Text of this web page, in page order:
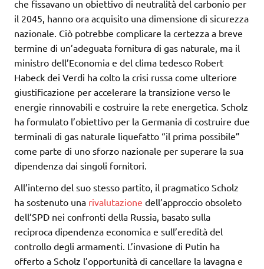
che fissavano un obiettivo di neutralità del carbonio per
il 2045, hanno ora acquisito una dimensione di sicurezza
nazionale. Ciò potrebbe complicare la certezza a breve
termine di un’adeguata fornitura di gas naturale, ma il
ministro dell’Economia e del clima tedesco Robert
Habeck dei Verdi ha colto la crisi russa come ulteriore
giustificazione per accelerare la transizione verso le
energie rinnovabili e costruire la rete energetica. Scholz
ha formulato l’obiettivo per la Germania di costruire due
terminali di gas naturale liquefatto “il prima possibile”
come parte di uno sforzo nazionale per superare la sua
dipendenza dai singoli fornitori.
All’interno del suo stesso partito, il pragmatico Scholz
ha sostenuto una rivalutazione dell’approccio obsoleto
dell’SPD nei confronti della Russia, basato sulla
reciproca dipendenza economica e sull’eredità del
controllo degli armamenti. L’invasione di Putin ha
offerto a Scholz l’opportunità di cancellare la lavagna e